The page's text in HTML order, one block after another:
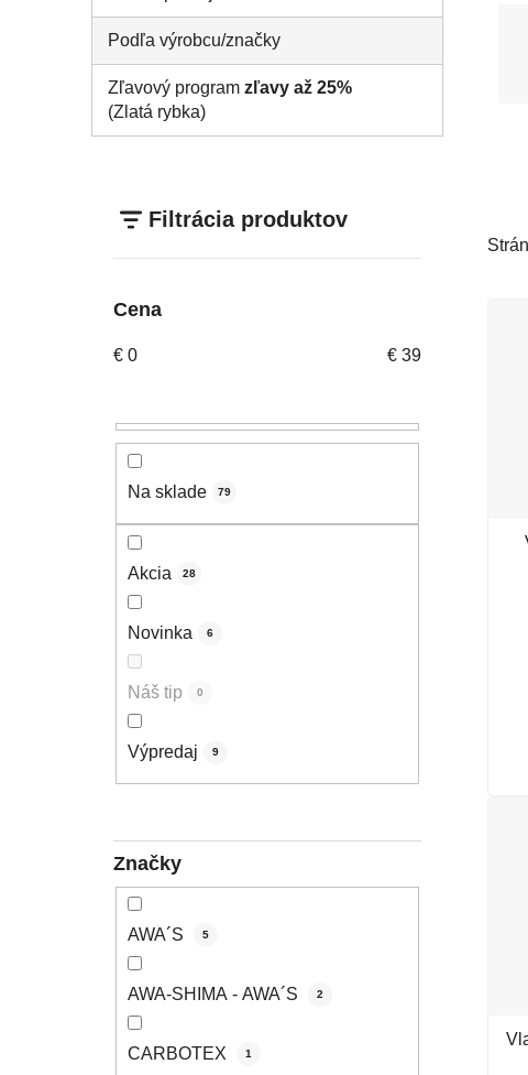
Podľa výrobcu/značky
Zľavový program zľavy až 25%
(Zlatá rybka)
Filtrácia produktov
Cena
€ 0 € 39
Na sklade 79
Akcia 28
Novinka 6
Náš tip 0
Výpredaj 9
Značky
AWA´S 5
AWA-SHIMA - AWA´S 2
CARBOTEX 1